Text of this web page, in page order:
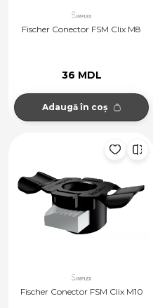
Fischer Conector FSM Clix M8
36 MDL
Adaugă în coș
Fischer Conector FSM Clix M10